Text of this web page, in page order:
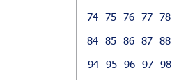
74 75 76 77 78
84 85 86 87 88
94 95 96 97 98